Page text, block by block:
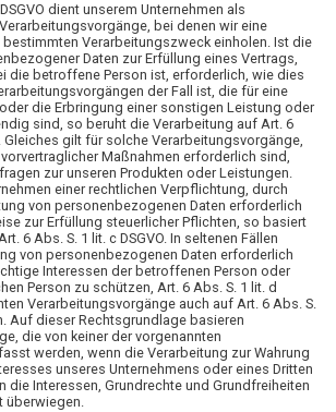
dient unserem Unternehmen als
bei denen wir eine
Verarbeitungszweck einholen. Ist die
Daten zur Erfüllung eines Vertrags,
die betroffene Person ist, erforderlich, wie dies
der Fall ist, die für eine
die Erbringung einer sonstigen Leistung oder
sind, so beruht die Verarbeitung auf Art. 6
Gleiches gilt für solche Verarbeitungsvorgänge,
Maßnahmen erforderlich sind,
zur unseren Produkten oder Leistungen.
einer rechtlichen Verpflichtung, durch
von personenbezogenen Daten erforderlich
zur Erfüllung steuerlicher Pflichten, so basiert
6 Abs. S. 1 lit. c DSGVO. In seltenen Fällen
von personenbezogenen Daten erforderlich
Interessen der betroffenen Person oder
Person zu schützen, Art. 6 Abs. S. 1 lit. d
Verarbeitungsvorgänge auch auf Art. 6 Abs. S.
Auf dieser Rechtsgrundlage basieren
die von keiner der vorgenannten
werden, wenn die Verarbeitung zur Wahrung
unseres Unternehmens oder eines Dritten
die Interessen, Grundrechte und Grundfreiheiten
überwiegen.